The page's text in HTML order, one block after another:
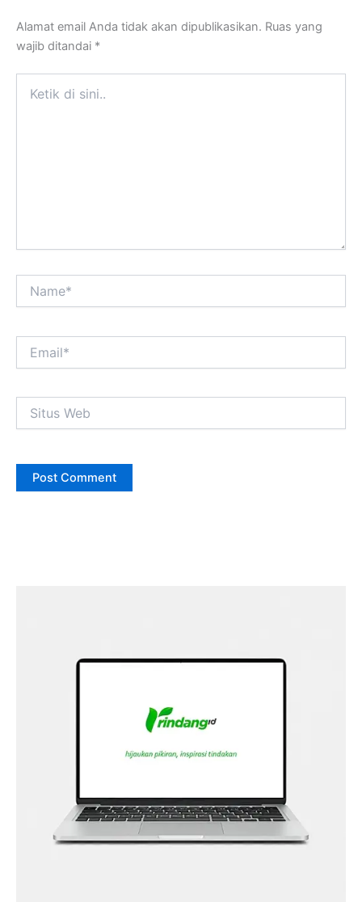
Alamat email Anda tidak akan dipublikasikan. Ruas yang
wajib ditandai *
Web